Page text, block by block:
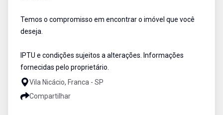
Temos o compromisso em encontrar o imóvel que você
deseja.
IPTU e condições sujeitos a alterações. Informações
fornecidas pelo proprietário.
Vila Nicácio, Franca - SP
Compartilhar